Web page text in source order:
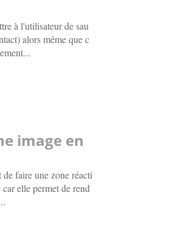
à l'utilisateur de sau
alors même que c
image en
faire une zone réacti
elle permet de rend